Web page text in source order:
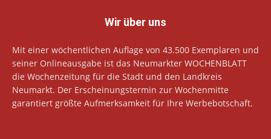
Wir über uns
Mit einer wöchentlichen Auflage von 43.500 Exemplaren und
seiner Onlineausgabe ist das Neumarkter WOCHENBLATT
die Wochenzeitung für die Stadt und den Landkreis
Neumarkt. Der Erscheinungstermin zur Wochenmitte
garantiert größte Aufmerksamkeit für Ihre Werbebotschaft.